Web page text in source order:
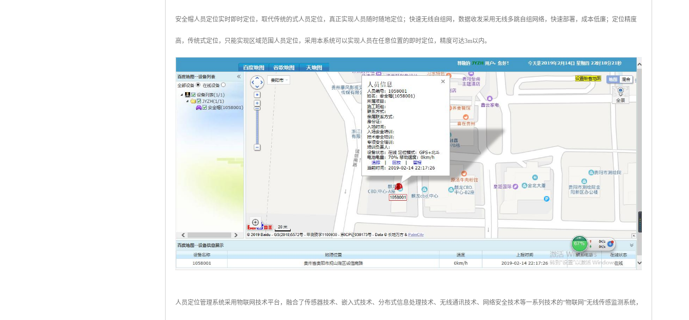
安全帽人员定位实时即时定位，取代传统的式人员定位，真正实现人员随时随地定位；快速无线自组网，数据收发采用无线多跳自组网络，快速部署，成本低廉；定位精度
高，传统式定位，只能实现区域范围人员定位，采用本系统可以实现人员在任意位置的即时定位，精度可达3m以内。
人员定位管理系统采用物联网技术平台，融合了传感器技术、嵌入式技术、分布式信息处理技术、无线通讯技术、网络安全技术等一系列技术的“物联网”无线传感监测系统，